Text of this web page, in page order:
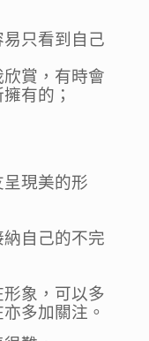
只看到自己
賞，有時會
有的；
現美的形
自己的不完
象，可以多
多加關注。